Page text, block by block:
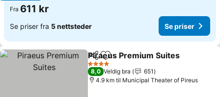
Fra 611 kr
Se priser fra 5 nettsteder Se priser
Del Legg til i favoritter
Piraeus Premium Suites
4 Stjerner
8,0 Veldig bra
651
4.9 km til Municipal Theater of Pireus